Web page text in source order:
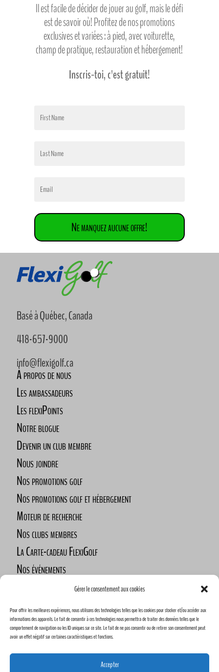
Gérer le consentement aux cookies
Pour offrir les meilleures expériences, nous utilisons des technologies telles que les cookies pour stocker et/ou accéder aux
informations des appareils. Le fait de consentir à ces technologies nous permettra de traiter des données telles que le
comportement de navigation ou les ID uniques sur ce site. Le fait de ne pas consentir ou de retirer son consentement peut
avoir un effet négatif sur certaines caractéristiques et fonctions.
Accepter
Il est facile de décider de jouer au golf, mais le défi
est de savoir où! Profitez de nos promotions
exclusives et variées : à pied, avec voiturette,
champ de pratique, restauration et hébergement!
Inscris-toi, c'est gratuit!
Ne manquez aucune offre!
Basé à Québec, Canada
418-657-9000
info@flexigolf.ca
À propos de nous
Les ambassadeurs
Les flexiPoints
Notre blogue
Devenir un club membre
Nous joindre
Nos promotions golf
Nos promotions golf et hébergement
Moteur de recherche
Nos clubs membres
La Carte-cadeau FlexiGolf
Nos événements
Défi des golfeurs nomades
Nos commanditaires
Devenez commanditaire